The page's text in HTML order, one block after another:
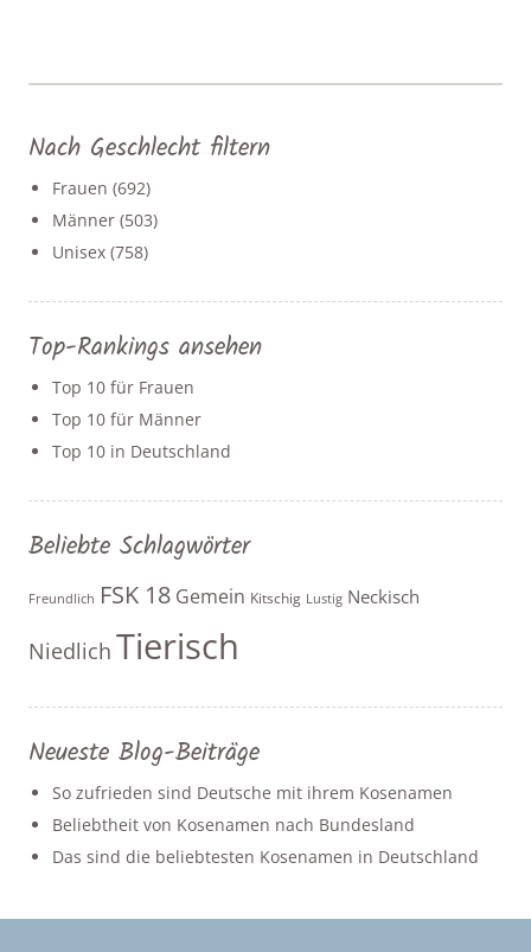
Nach Geschlecht filtern
Frauen (692)
Männer (503)
Unisex (758)
Top-Rankings ansehen
Top 10 für Frauen
Top 10 für Männer
Top 10 in Deutschland
Beliebte Schlagwörter
Freundlich FSK 18 Gemein Kitschig Lustig Neckisch
Niedlich Tierisch
Neueste Blog-Beiträge
So zufrieden sind Deutsche mit ihrem Kosenamen
Beliebtheit von Kosenamen nach Bundesland
Das sind die beliebtesten Kosenamen in Deutschland